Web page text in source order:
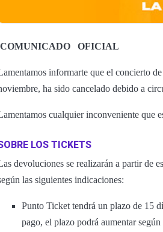
COMUNICADO OFICIAL
informarte que el concierto
ha sido cancelado debido a
cualquier inconveniente que
LOS TICKETS
devoluciones se realizarán a partir de
las siguientes indicaciones:
Punto Ticket tendrá un plazo de 15
pago, el plazo podrá aumentar